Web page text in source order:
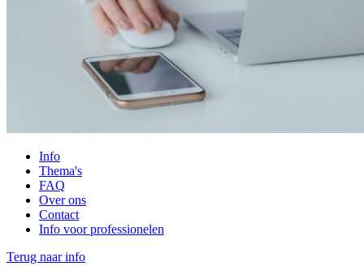
Info
Thema's
FAQ
Over ons
Contact
Info voor professionelen
Terug naar info